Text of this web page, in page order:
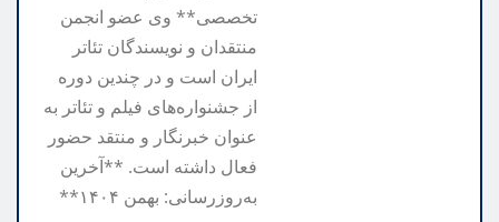
تخصصی** وی عضو انجمن
منتقدان و نویسندگان تئاتر
ایران است و در چندین دوره
از جشنواره‌های فیلم و تئاتر به
عنوان خبرنگار و منتقد حضور
فعال داشته است. **آخرین
به‌روزرسانی: بهمن ۱۴۰۴**